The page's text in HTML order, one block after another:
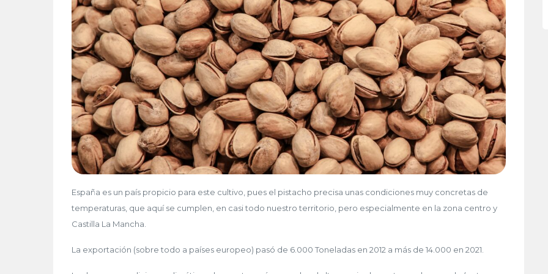
España es un país propicio para este cultivo, pues el pistacho precisa unas condiciones muy concretas de
temperaturas, que aquí se cumplen, en casi todo nuestro territorio, pero especialmente en la zona centro y
Castilla La Mancha.
La exportación (sobre todo a países europeo) pasó de 6.000 Toneladas en 2012 a más de 14.000 en 2021.